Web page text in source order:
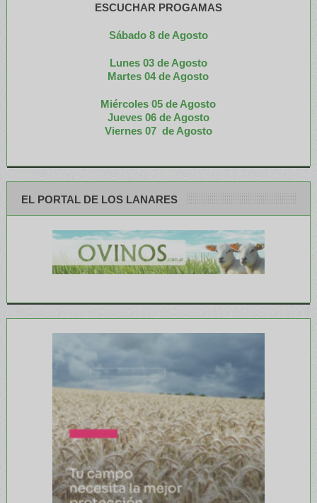
ESCUCHAR PROGAMAS
Sábado 8 de Agosto
Lunes 03 de Agosto
Martes 04 de Agosto
Miércoles 05 de Agosto
Jueves 06 de Agosto
Viernes 07 de Agosto
EL PORTAL DE LOS LANARES